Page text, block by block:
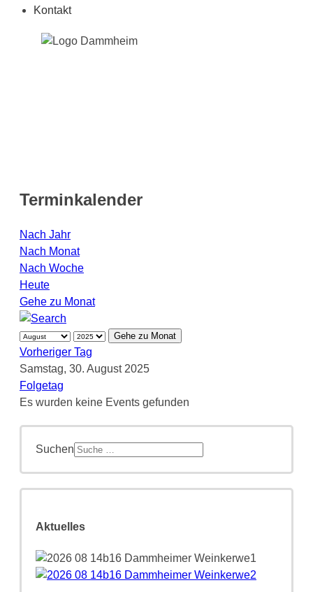
Kontakt
Terminkalender
Nach Jahr
Nach Monat
Nach Woche
Heute
Gehe zu Monat
Gehe zu Monat
Vorheriger Tag
Samstag, 30. August 2025
Folgetag
Es wurden keine Events gefunden
Suchen
Aktuelles